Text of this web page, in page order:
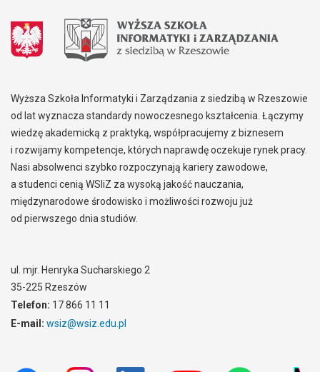
Wyższa Szkoła Informatyki i Zarządzania z siedzibą w Rzeszowie
od lat wyznacza standardy nowoczesnego kształcenia. Łączymy
wiedzę akademicką z praktyką, współpracujemy z biznesem
i rozwijamy kompetencje, których naprawdę oczekuje rynek pracy.
Nasi absolwenci szybko rozpoczynają kariery zawodowe,
a studenci cenią WSIiZ za wysoką jakość nauczania,
międzynarodowe środowisko i możliwości rozwoju już
od pierwszego dnia studiów.
ul. mjr. Henryka Sucharskiego 2
35-225 Rzeszów
Telefon: 17 866 11 11
E-mail: wsiz@wsiz.edu.pl